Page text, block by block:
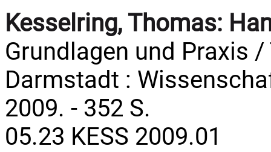
Kesselring, Thomas:
Grundlagen und Praxis
Darmstadt :
2009. - 352 S.
05.23 KESS 2009.01